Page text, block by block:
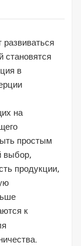
становятся
в
на
простым
выбор,
продукции,
к